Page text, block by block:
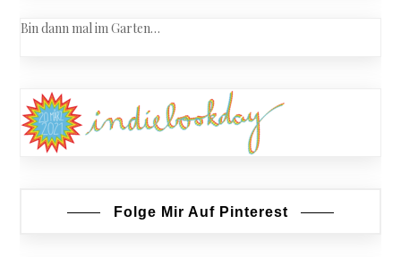
Bin dann mal im Garten…
Folge Mir Auf Pinterest